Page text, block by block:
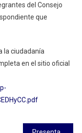
del Consejo
que
la ciudadanía
en el sitio oficial